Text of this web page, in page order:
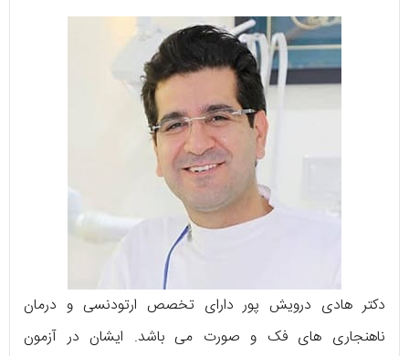
دکتر هادی درویش‌ پور دارای تخصص ارتودنسی و درمان
ناهنجاری ‌های فک و صورت می ‌باشد. ایشان در آزمون